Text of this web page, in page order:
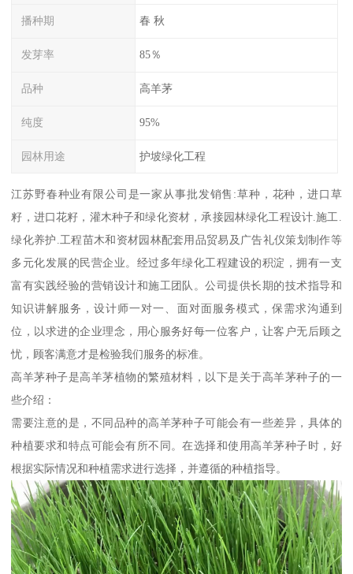
播种期 春 秋
发芽率 85％
品种 高羊茅
纯度 95%
园林用途 护坡绿化工程
江苏野春种业有限公司是一家从事批发销售:草种，花种，进口草
籽，进口花籽，灌木种子和绿化资材，承接园林绿化工程设计.施工.
绿化养护.工程苗木和资材园林配套用品贸易及广告礼仪策划制作等
多元化发展的民营企业。经过多年绿化工程建设的积淀，拥有一支
富有实践经验的营销设计和施工团队。公司提供长期的技术指导和
知识讲解服务，设计师一对一、面对面服务模式，保需求沟通到
位，以求进的企业理念，用心服务好每一位客户，让客户无后顾之
忧，顾客满意才是检验我们服务的标准。
高羊茅种子是高羊茅植物的繁殖材料，以下是关于高羊茅种子的一
些介绍：
需要注意的是，不同品种的高羊茅种子可能会有一些差异，具体的
种植要求和特点可能会有所不同。在选择和使用高羊茅种子时，好
根据实际情况和种植需求进行选择，并遵循的种植指导。